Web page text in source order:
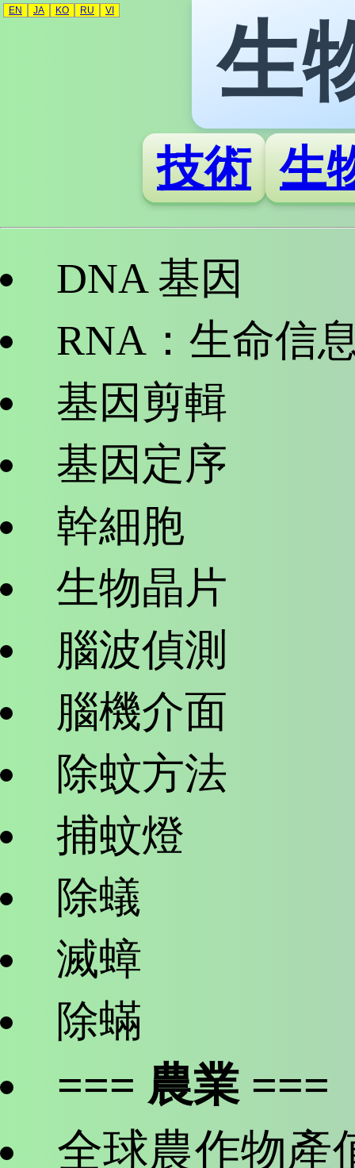
EN JA KO RU VI
生
技術 生
DNA 基因
RNA：生命信
基因剪輯
基因定序
幹細胞
生物晶片
腦波偵測
腦機介面
除蚊方法
捕蚊燈
除蟻
滅蟑
除蟎
=== 農業 ===
全球農作物產